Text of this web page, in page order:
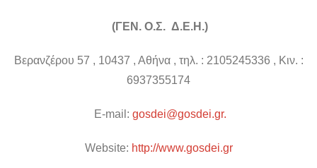
(ΓΕΝ. Ο.Σ. Δ.Ε.Η.)
Βερανζέρου 57 , 10437 , Αθήνα , τηλ. : 2105245336 , Κιν. :
6937355174
E-mail: gosdei@gosdei.gr.
Website: http://www.gosdei.gr